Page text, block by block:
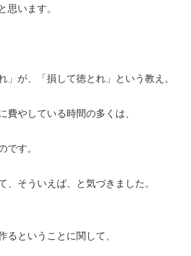
思います。
」が、「損して徳とれ」という教え。
やしている時間の多くは、
す。
、そういえば、と気づきました。
ということに関して、